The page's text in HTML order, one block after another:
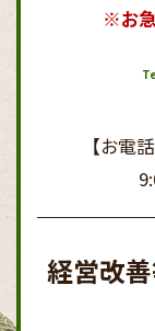
※お
【お電
経営改善